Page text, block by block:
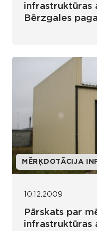
infrastruktūras
Bērzgales
MĒRĶDOTĀCIJA
10.12.2009
Pārskats par
infrastruktūras